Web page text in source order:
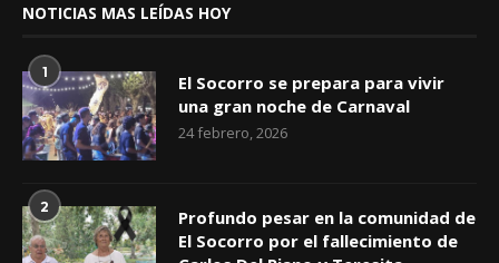
NOTICIAS MAS LEÍDAS HOY
1
El Socorro se prepara para vivir
una gran noche de Carnaval
24 febrero, 2026
2
Profundo pesar en la comunidad de
El Socorro por el fallecimiento de